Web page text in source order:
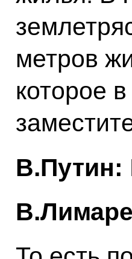
метров
которое
В.Путин: